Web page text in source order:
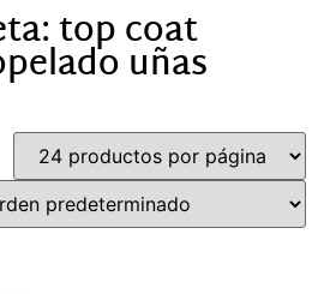
top coat
uñas